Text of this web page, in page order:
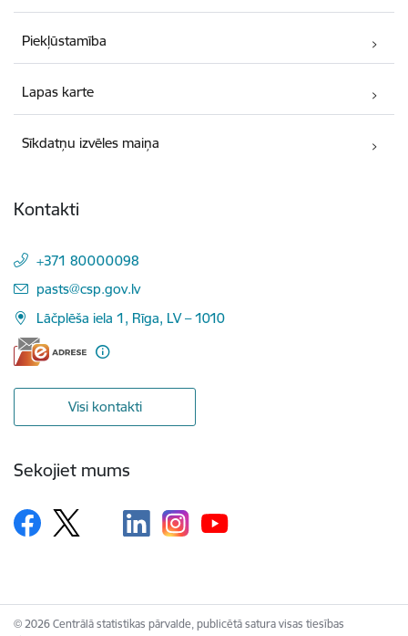
Piekļūstamība
Lapas karte
Sīkdatņu izvēles maiņa
Kontakti
+371 80000098
E-pasts:
pasts@csp.gov.lv
Lāčplēša iela 1, Rīga, LV – 1010
Visi kontakti
Sekojiet mums
© 2026 Centrālā statistikas pārvalde, publicētā satura visas tiesības